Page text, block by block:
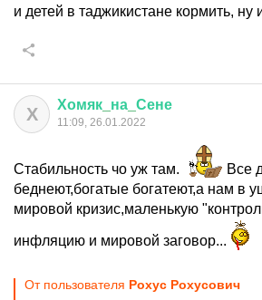
и детей в таджикистане кормить, ну
Х Хомяк на Сене
11:09, 26.01.2022
Стабильность чо уж там.
Все
беднеют,богатые богатеют,а нам в
мировой кризис,маленькую
инфляцию и мировой заговор...
От пользователя Рохус Рохусович